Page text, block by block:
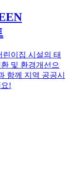
이집 시설의 태
및 환경개선으
함께 지역 공공시
!